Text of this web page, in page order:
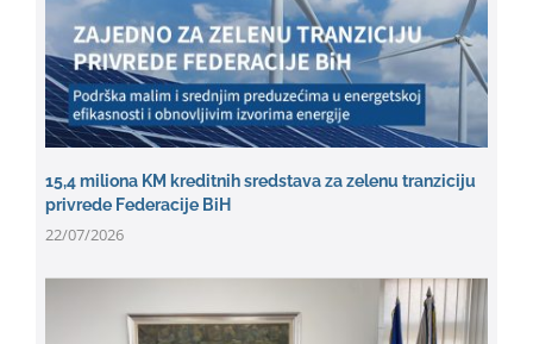
15,4 miliona KM kreditnih sredstava za zelenu tranziciju
privrede Federacije BiH
22/07/2026